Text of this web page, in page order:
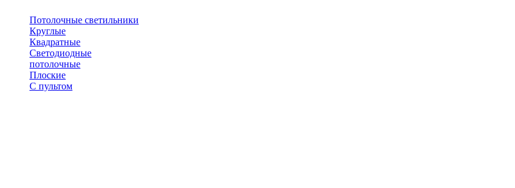
Потолочные светильники
Круглые
Квадратные
Светодиодные
потолочные
Плоские
С пультом